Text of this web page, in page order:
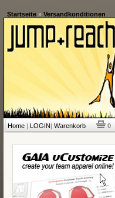
Startseite» Versandkonditionen
Home| LOGIN| Warenkorb 0